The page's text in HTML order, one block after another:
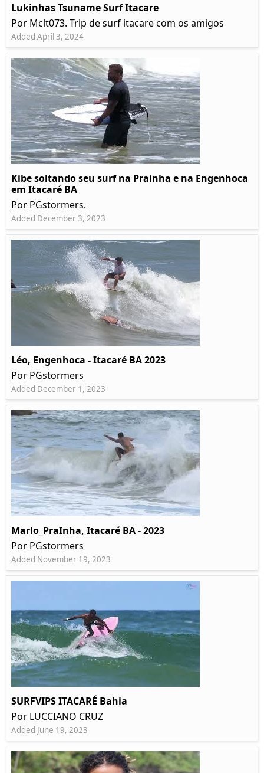
Lukinhas Tsuname Surf Itacare
Por Mclt073. Trip de surf itacare com os amigos
Added April 3, 2024
Kibe soltando seu surf na Prainha e na Engenhoca
em Itacaré BA
Por PGstormers.
Added December 3, 2023
Léo, Engenhoca - Itacaré BA 2023
Por PGstormers
Added December 1, 2023
Marlo_PraInha, Itacaré BA - 2023
Por PGstormers
Added November 19, 2023
SURFVIPS ITACARÉ Bahia
Por LUCCIANO CRUZ
Added June 19, 2023